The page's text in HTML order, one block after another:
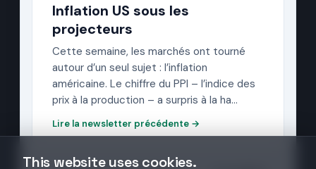
Inflation US sous les
projecteurs
Cette semaine, les marchés ont tourné
autour d’un seul sujet : l’inflation
américaine. Le chiffre du PPI – l’indice des
prix à la production – a surpris à la ha…
Lire la newsletter précédente →
This website uses cookies.